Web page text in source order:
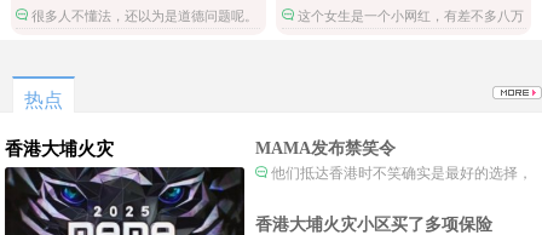
拿了就跑。
很多人不懂法，还以为是道德问题呢。
护施害人吗。
这个女生是一个小网红，有差不多八万
热点
香港大埔火灾 MAMA发布禁笑令
他们抵达香港时不笑确实是最好的选择，
一种保护吧。
香港大埔火灾小区买了多项保险